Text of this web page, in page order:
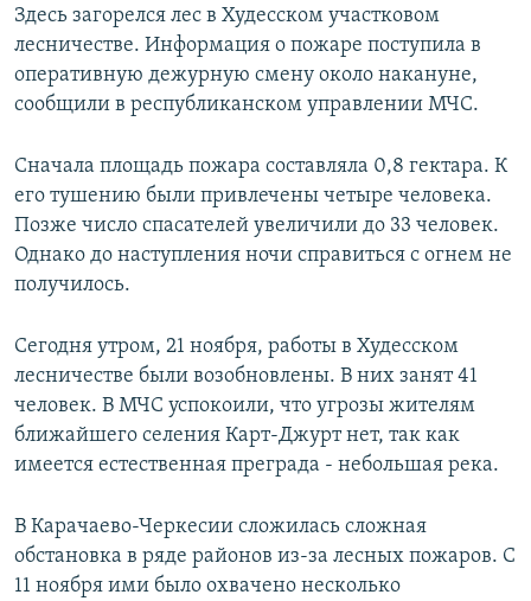
Здесь загорелся лес в Худесском участковом
лесничестве. Информация о пожаре поступила в
оперативную дежурную смену около накануне,
сообщили в республиканском управлении МЧС.
Сначала площадь пожара составляла 0,8 гектара. К
его тушению были привлечены четыре человека.
Позже число спасателей увеличили до 33 человек.
Однако до наступления ночи справиться с огнем не
получилось.
Сегодня утром, 21 ноября, работы в Худесском
лесничестве были возобновлены. В них занят 41
человек. В МЧС успокоили, что угрозы жителям
ближайшего селения Карт-Джурт нет, так как
имеется естественная преграда - небольшая река.
В Карачаево-Черкесии сложилась сложная
обстановка в ряде районов из-за лесных пожаров. С
11 ноября ими было охвачено несколько